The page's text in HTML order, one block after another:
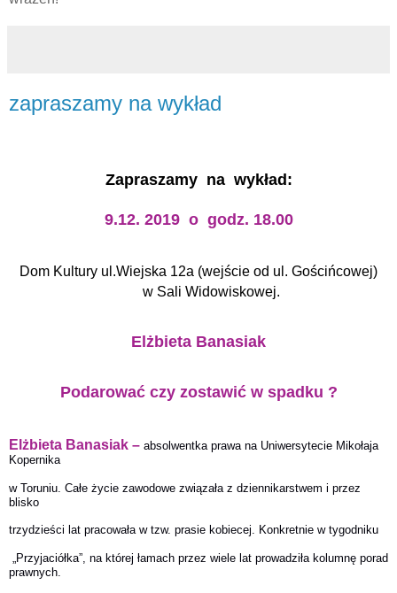
zapraszamy na wykład
Zapraszamy na wykład:
9.12. 2019 o godz. 18.00
Dom Kultury ul.Wiejska 12a (wejście od ul. Gościńcowej)
w Sali Widowiskowej.
Elżbieta Banasiak
Podarować czy zostawić w spadku ?
Elżbieta Banasiak – absolwentka prawa na Uniwersytecie Mikołaja
Kopernika
w Toruniu. Całe życie zawodowe związała z dziennikarstwem i przez
blisko
trzydzieści lat pracowała w tzw. prasie kobiecej. Konkretnie w tygodniku
„Przyjaciółka”, na której łamach przez wiele lat prowadziła kolumnę porad
prawnych.